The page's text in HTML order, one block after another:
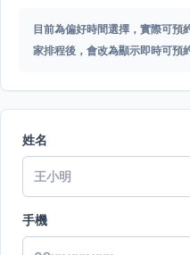
目前為偏好時間選擇，實際可預
家排程後，會改為顯示即時可預
姓名
手機